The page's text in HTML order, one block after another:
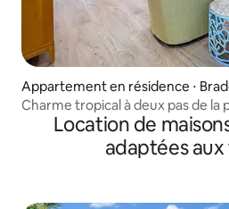
Appartement en résidence ⋅
h
Charme tropical à deux pas de la
Bridge StLocation de
adaptées